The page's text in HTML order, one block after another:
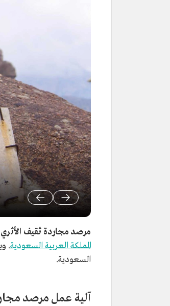
مرصد مجاردة ثقيف الأثري
المملكة العربية السعودية.
السعودية.
آلية عمل مرصد